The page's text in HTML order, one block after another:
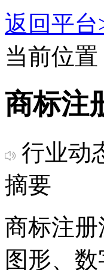
返回平台
当前位置
商标注
行业动
摘要
商标注
图形、